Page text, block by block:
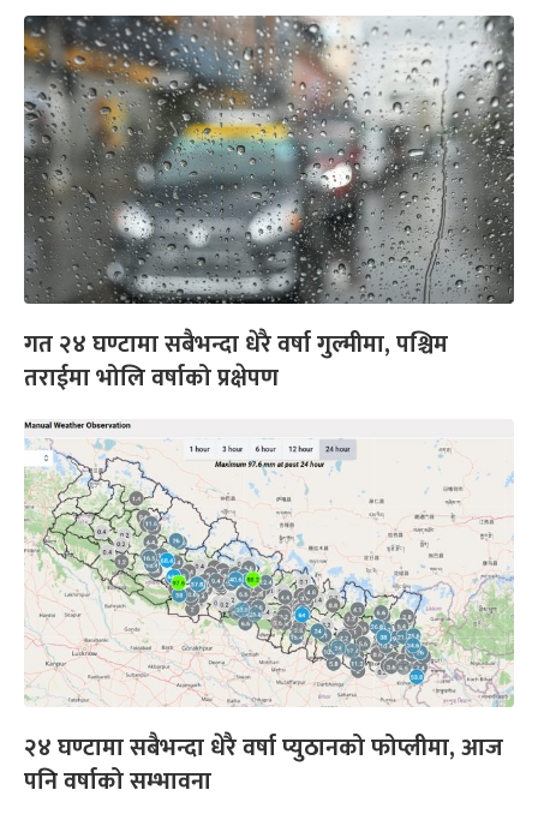
गत २४ घण्टामा सबैभन्दा धेरै वर्षा गुल्मीमा, पश्चिम
तराईमा भोलि वर्षाको प्रक्षेपण
२४ घण्टामा सबैभन्दा धेरै वर्षा प्युठानको फोप्लीमा, आज
पनि वर्षाको सम्भावना